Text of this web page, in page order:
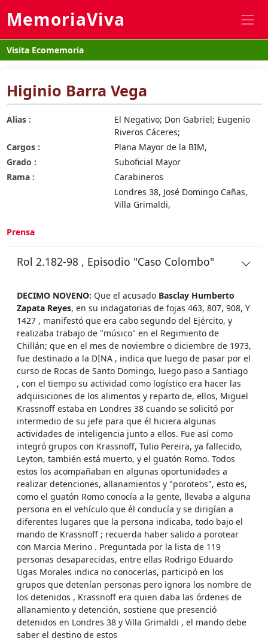
MemoriaViva
Visita Ecomemoria
Higinio Barra Vega
Alias :
El Negativo; Don Gabriel; Eugenio
Riveros Cáceres;
Cargos :
Plana Mayor de la BIM,
Grado :
Suboficial Mayor
Rama :
Carabineros
Londres 38, José Domingo Cañas,
Villa Grimaldi,
Prensa
Rol 2.182-98 , Episodio "Caso Colombo"
DECIMO NOVENO: Que el acusado Basclay Humberto
Zapata Reyes, en su indagatorias de fojas 463, 807, 908, Y
1427 , manifestó que era cabo segundo del Ejército, y
realizaba trabajo de "músico" en el Regimiento de
Chillán; que en el mes de noviembre o diciembre de 1973,
fue destinado a la DINA , indica que luego de pasar por el
curso de Rocas de Santo Domingo, luego paso a Santiago
, con el tiempo su actividad como logístico era hacer las
adquisiciones de los alimentos y reparto de, ellos, Miguel
Krassnoff estaba en Londres 38 cuando se solicitó por
intermedio de su jefe para que él hiciera algunas
actividades de inteligencia junto a ellos. Fue así como
integró grupos con Krassnoff, Tulio Pereira, ya fallecido,
Leyton, también está muerto, y el guatón Romo. Todos
estos los acompañaban en algunas oportunidades a
realizar detenciones, allanamientos y "poroteos", esto es,
como el guatón Romo conocía a la gente, llevaba a alguna
persona en el vehículo que él conducía y se dirigían a
diferentes lugares que la persona indicaba, todo bajo el
mando de Krassnoff ; recuerda haber salido a porotear
con Marcia Merino . Preguntada por la lista de 119
personas desaparecidas, entre ellas Rodrigo Eduardo
Ugas Morales indica no conocerlas, participó en los
grupos que detenían personas pero ignora los nombre de
los detenidos , Krassnoff era quien daba las órdenes de
allanamiento y detención, sostiene que presenció
detenidos en Londres 38 y Villa Grimaldi , el mando debe
saber el destino de estos